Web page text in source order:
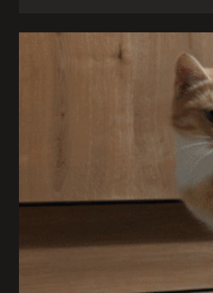
aparatu
fotograficznego